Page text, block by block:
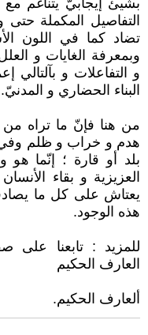
بشيئ إيجابيّ يتناغم مع
التفاصيل المكملة
تضاد كما في اللون
وبمعرفة الغايات و
و التفاعلات و بآلتالي
البناء الحضاري و المدنيّ.
من هنا فإنّ ما تراه
هدم و خراب و ظلم وفي
بلد أو قارة ؛ إنّما هو
العزيزية و بقاء
يعتاش على كل ما
هذه الوجود.
للمزيد : تابعنا على
العارف الحكيم
ألعارف الحكيم.